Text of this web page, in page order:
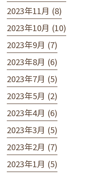
2023年11月 (8)
2023年10月 (10)
2023年9月 (7)
2023年8月 (6)
2023年7月 (5)
2023年5月 (2)
2023年4月 (6)
2023年3月 (5)
2023年2月 (7)
2023年1月 (5)